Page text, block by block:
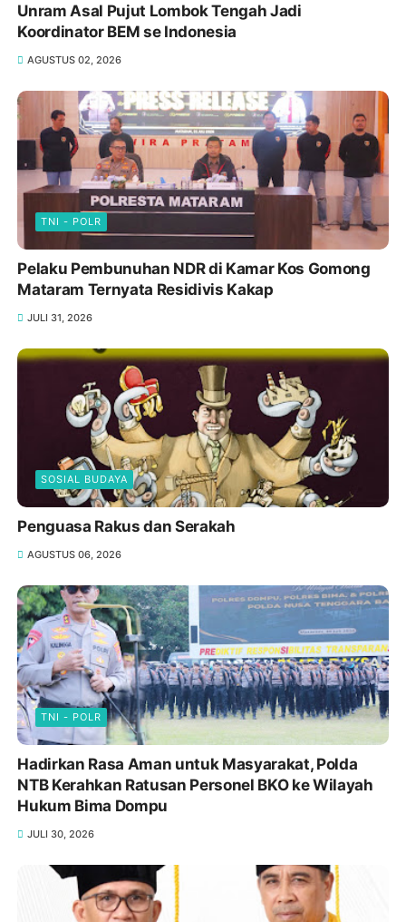
Unram Asal Pujut Lombok Tengah Jadi
Koordinator BEM se Indonesia
AGUSTUS 02, 2026
TNI - POLR
Pelaku Pembunuhan NDR di Kamar Kos Gomong
Mataram Ternyata Residivis Kakap
JULI 31, 2026
SOSIAL BUDAYA
Penguasa Rakus dan Serakah
AGUSTUS 06, 2026
TNI - POLR
Hadirkan Rasa Aman untuk Masyarakat, Polda
NTB Kerahkan Ratusan Personel BKO ke Wilayah
Hukum Bima Dompu
JULI 30, 2026